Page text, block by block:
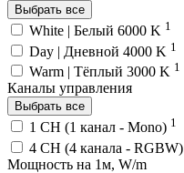
Выбрать все
White | Белый 6000 K 1
Day | Дневной 4000 K 1
Warm | Тёплый 3000 K 1
Каналы управления
Выбрать все
1 CH (1 канал - Mono) 1
4 CH (4 канала - RGBW)
Мощность на 1м, W/m